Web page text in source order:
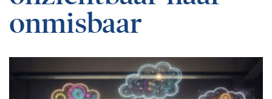
Publicaties
Publieke Sector
Contact
Disciplines
onmisbaar